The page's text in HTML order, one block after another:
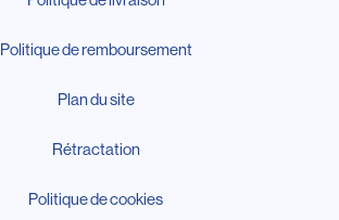
Politique de remboursement
Plan du site
Rétractation
Politique de cookies